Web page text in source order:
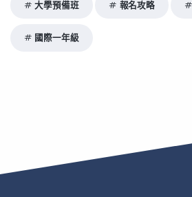
大學預備班 報名攻略
國際一年級